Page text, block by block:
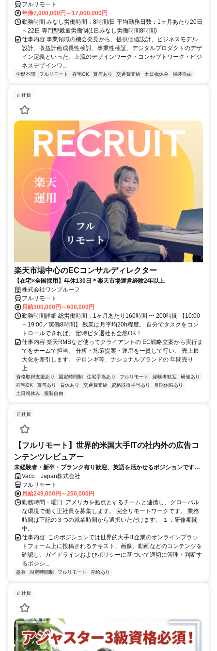
フルリモート
年俸7,000,000円～17,000,000円
勤務時間 みなし労働時間：8時間/日 平均勤務日数：1ヶ月あたり20日
～22日 専門型裁量労働制(1日みなし労働時間8時間)
仕事内容 事業領域の機会発見から、提供価値設計、ビジネスモデル
設計、収益計画成長性検討、事業性検証、デジタルプロダクトのデザ
イン定義といった、上流のデザインワーク・コンセプトワーク・ビジ
ネスデザインワ...
学歴不問 フルリモート 在宅OK 賞与あり 交通費支給 土日祝休み 服装自由
正社員
楽天市場中心のECコンサルディレクター
【在宅×全国採用】年休130日＊楽天市場運営経験2年以上
株式会社ワンプルーフ
フルリモート
月給300,000円～600,000円
勤務時間詳細 総労働時間：1ヶ月あたり160時間 〜 200時間 【10:00
～19:00／実働8時間】 残業は月平均20h程度。 自分でタスクをコン
トロールできれば、 定時ピタ退社も全然OK！...
仕事内容 楽天RMSなど使ってクライアントの EC戦略立案から実行ま
でをチームで担当。 分析・施策提案・運用を一貫して行い、 売上最
大化を牽引します。 デロンギ等、ナショナルブランドの 年間売り
上...
資格取得支援あり 固定時間制 住宅手当あり フルリモート 経験者歓迎
研修あり
在宅OK
賞与あり 育休あり 交通費支給 資格取得手当あり
長期休暇あり
土日祝休み
服装自由
正社員
【フルリモート】世界的米国大手ITの社内外の広告コ
ンテンツレビュアー
未経験者・新卒・ブランク有り歓迎、英語を活かせるポジションです。
完全リモート
Vaco Japan株式会社
フルリモート
月給249,000円～250,000円
勤務時間・曜日: アメリカを拠点とするチームと連携し、グローバル
な環境で働く正社員を募集します。 完全リモートワークです。 業務
時間は下記の３つの就業時間から選択いただけます。 １．研修期間
中...
仕事内容: このポジションでは世界的大手IT企業のオンラインプラッ
トフォーム上に投稿されるテキスト、画像、動画などのコンテンツを
確認し、ガイドラインおよびポリシーに基づいて適切に管理・判断す
るポジシ...
急募 固定時間制 フルリモート 昇給あり
正社員